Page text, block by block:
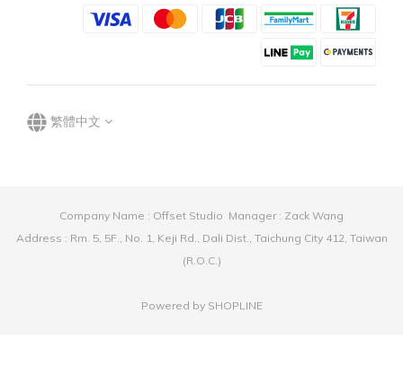
繁體中文
Company Name : Offset Studio Manager : Zack Wang
Address : Rm. 5, 5F., No. 1, Keji Rd., Dali Dist., Taichung City 412, Taiwan
(R.O.C.)
Powered by SHOPLINE